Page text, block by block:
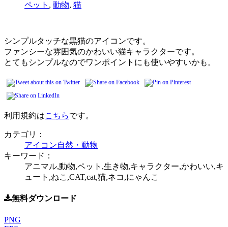
ペット , 動物, 猫
シンプルタッチな黒猫のアイコンです。
ファンシーな雰囲気のかわいい猫キャラクターです。
とてもシンプルなのでワンポイントにも使いやすいかも。
利用規約はこちらです。
カテゴリ：
アイコン自然・動物
キーワード：
アニマル,動物,ペット,生き物,キャラクター,かわいい,キ
ュート,ねこ,CAT,cat,猫,ネコ,にゃんこ
無料ダウンロード
PNG